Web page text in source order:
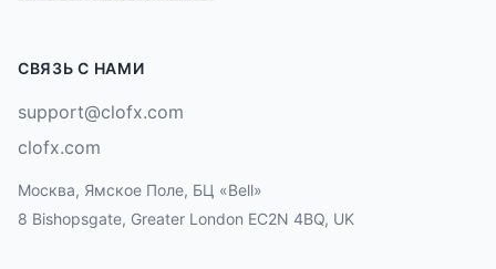
СВЯЗЬ С НАМИ
support@clofx.com
clofx.com
Москва, Ямское Поле, БЦ «Bell»
8 Bishopsgate, Greater London EC2N 4BQ, UK